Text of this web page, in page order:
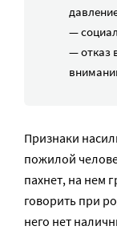
—
— отказ
Признаки
пожилой
пахнет, на нем
говорить при
него нет